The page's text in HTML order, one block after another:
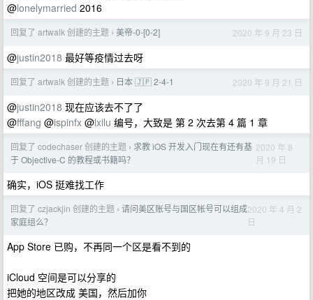
@lonelymarried 2016
回复了 artwalk 创建的主题 › 美帝-0-[0-2] 2020 年 9 月 23 日
@justin2018 最好等疫情过去呀
回复了 artwalk 创建的主题 › 日本 🇯🇵 2-4-1 2020 年 9 月 21 日
@justin2018 现在应该去不了了
@fffang @ispinfx @lxilu 编号，大致是 第 2 次去第 4 篇 1 章
回复了 codechaser 创建的主题 › 求教 iOS 开发入门现在有还有基
于 Objective-C 的教程或书籍吗？
2020 年 8
月 19 日
确实，iOS 挺难找工作
回复了 czjackjin 创建的主题 › 请问美区账号与国区帐号可以组成
家庭组么？
2020 年 4 月 2
日
App Store 已购，不再同一个区是看不到的
iCloud 空间是可以分享的
把她的地区改成 美国，然后加你